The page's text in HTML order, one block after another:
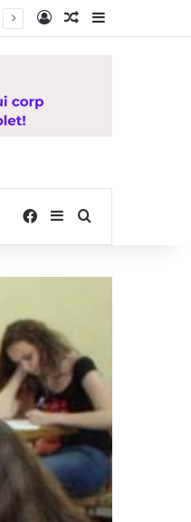
Log InRandom Article
Facebook
SidebarSearch for